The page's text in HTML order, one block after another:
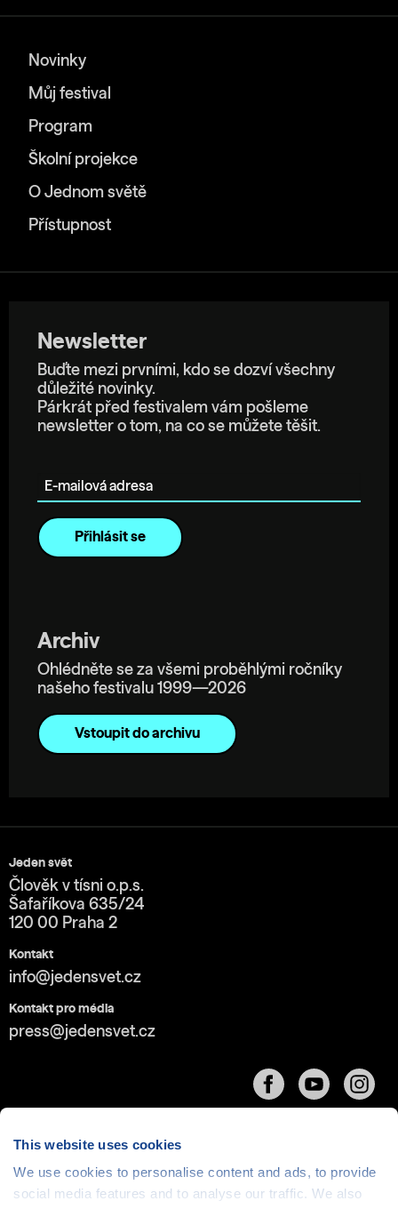
This website uses cookies
We use cookies to personalise content and ads, to provide
social media features and to analyse our traffic. We also
Novinky
Můj festival
Program
Školní projekce
O Jednom světě
Přístupnost
Newsletter
Buďte mezi prvními, kdo se dozví všechny
důležité novinky.
Párkrát před festivalem vám pošleme
newsletter o tom, na co se můžete těšit.
Archiv
Ohlédněte se za všemi proběhlými ročníky
našeho festivalu 1999—2026
Vstoupit do archivu
Jeden svět
Člověk v tísni o.p.s.
Šafaříkova 635/24
120 00 Praha 2
Kontakt
info@jedensvet.cz
Kontakt pro média
press@jedensvet.cz
Cookies| © 1999-2026 Člověk v tísni o.p.s., web běží